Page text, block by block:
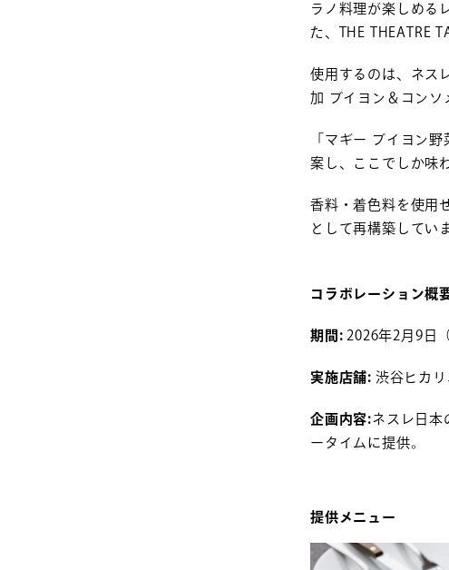
ラノ料理が楽しめる
た、THE THEATRE
使用するのは、ネス
加 ブイヨン＆コンソ
「マギー ブイヨン
案し、ここでしか味
香料・着色料を使用
として再構築してい
コラボレーション概
期間: 2026年2月9日
実施店舗: 渋谷ヒカリ
企画内容:ネスレ日本
ータイムに提供。
提供メニュー